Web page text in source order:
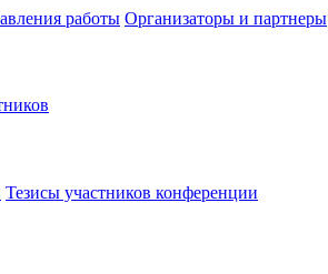
работы Организаторы и партнеры
Тезисы участников конференции